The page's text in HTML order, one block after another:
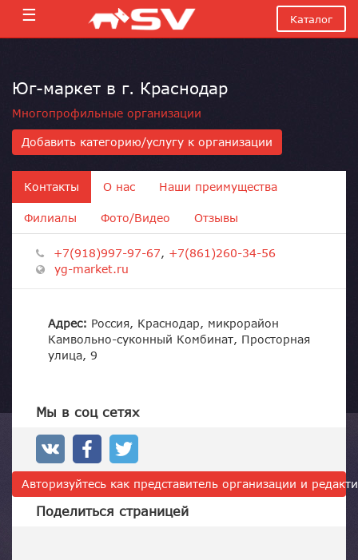
☰ Каталог
Юг-маркет в г. Краснодар
Многопрофильные организации
Добавить категорию/услугу к организации
Контакты О нас Наши преимущества
Филиалы Фото/Видео Отзывы
+7(918)997-97-67, +7(861)260-34-56
yg-market.ru
Адрес: Россия, Краснодар, микрорайон
Камвольно-суконный Комбинат, Просторная
улица, 9
Мы в соц сетях
Авторизуйтесь как представитель организации и
Поделиться страницей